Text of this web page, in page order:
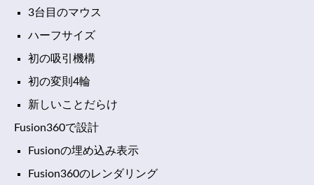
3台目のマウス
ハーフサイズ
初の吸引機構
初の変則4輪
新しいことだらけ
Fusion360で設計
Fusionの埋め込み表示
Fusion360のレンダリング